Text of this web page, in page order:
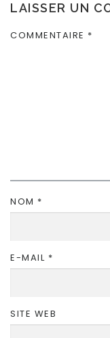
LAISSER UN
COMMENTAIRE *
NOM *
E-MAIL *
SITE WEB